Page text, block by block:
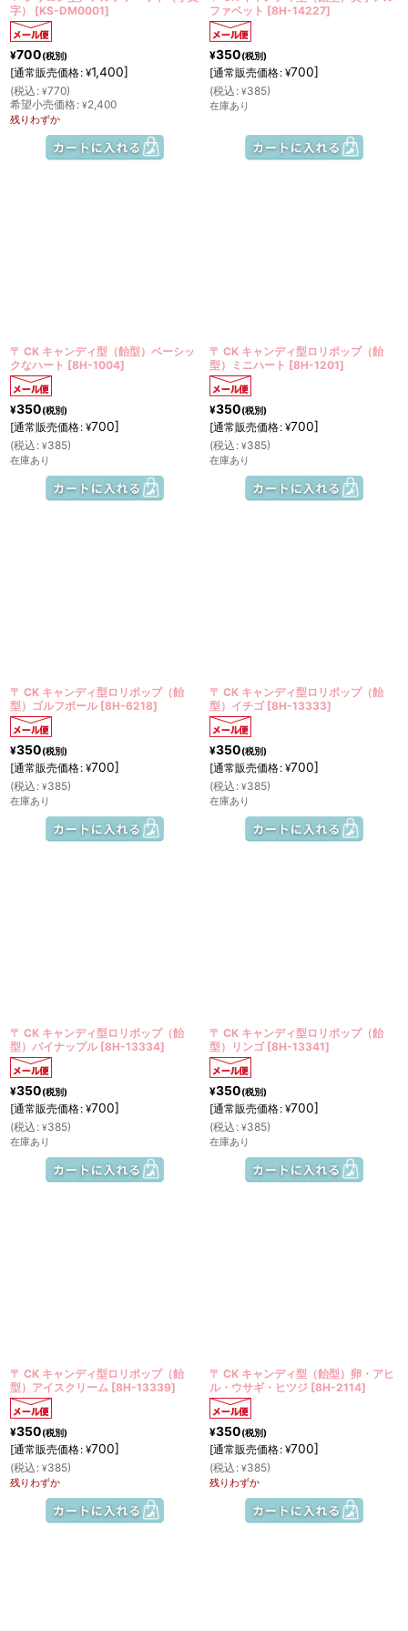
字）
[KS-DM0001]
¥700(税別)
[通常販売価格: ¥1,400]
(税込 : ¥770)
希望小売価格: ¥2,400
残りわずか
ファベット [8H-14227]
¥350(税別)
[通常販売価格: ¥700]
(税込 : ¥385)
在庫あり
〒 CK キャンディ型（飴型）ベーシッ
クなハート [8H-1004]
¥350(税別)
[通常販売価格: ¥700]
(税込 : ¥385)
在庫あり
〒 CK キャンディ型ロリポップ（飴
型）ミニハート [8H-1201]
¥350(税別)
[通常販売価格: ¥700]
(税込 : ¥385)
在庫あり
〒 CK キャンディ型ロリポップ（飴
型）ゴルフボール [8H-6218]
¥350(税別)
[通常販売価格: ¥700]
(税込 : ¥385)
在庫あり
〒 CK キャンディ型ロリポップ（飴
型）イチゴ [8H-13333]
¥350(税別)
[通常販売価格: ¥700]
(税込 : ¥385)
在庫あり
〒 CK キャンディ型ロリポップ（飴
型）パイナップル [8H-13334]
¥350(税別)
[通常販売価格: ¥700]
(税込 : ¥385)
在庫あり
〒 CK キャンディ型ロリポップ（飴
型）リンゴ [8H-13341]
¥350(税別)
[通常販売価格: ¥700]
(税込 : ¥385)
在庫あり
〒 CK キャンディ型ロリポップ（飴
型）アイスクリーム [8H-13339]
¥350(税別)
[通常販売価格: ¥700]
(税込 : ¥385)
残りわずか
〒 CK キャンディ型（飴型）卵・アヒ
ル・ウサギ・ヒツジ [8H-2114]
¥350(税別)
[通常販売価格: ¥700]
(税込 : ¥385)
残りわずか